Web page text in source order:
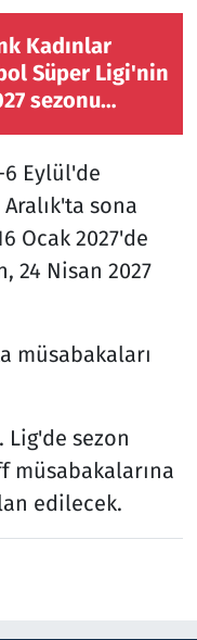
Kadınlar
Süper Ligi'nin
sezonu
6 Eylül'de
sona
Ocak 2027'de
24 Nisan 2027
müsabakaları
Lig'de sezon
müsabakalarına
edilecek.